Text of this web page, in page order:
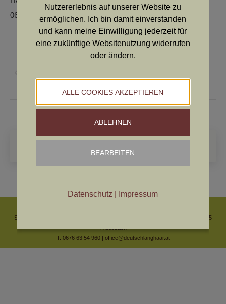
06
Kommentarnavigation
Vorheriger
Von der Fuchsenbreite
Search:
Sitz des Vereines und Geschäftsstelle: Ing. Martin Artner | Linzerstraße 37 | 3925
Arbesbach
T: 0676 63 54 960 | office@deutschlanghaar.at
Nutzererlebnis auf unserer Website zu
ermöglichen. Ich bin damit einverstanden
und kann meine Einwilligung jederzeit für
eine zukünftige Websitenutzung widerrufen
oder ändern.
ALLE COOKIES AKZEPTIEREN
ABLEHNEN
BEARBEITEN
Datenschutz Impressum